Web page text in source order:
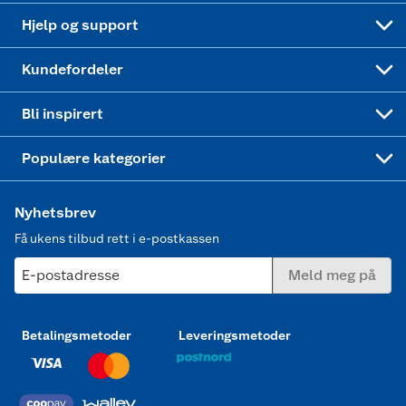
Hjelp og support
Kundefordeler
Bli inspirert
Populære kategorier
Nyhetsbrev
Få ukens tilbud rett i e-postkassen
E-postadresse Meld meg på
Betalingsmetoder Leveringsmetoder